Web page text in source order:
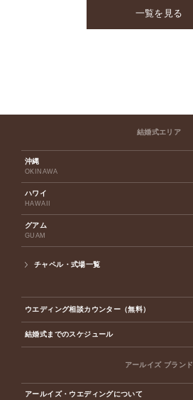
一覧を見る
結婚式エリア
沖縄
OKINAWA
ハワイ
HAWAII
グアム
GUAM
チャペル・式場一覧
ウエディング相談カウンター（無料）
結婚式までのスケジュール
アールイズ ブランド
アールイズ・ウエディングについて